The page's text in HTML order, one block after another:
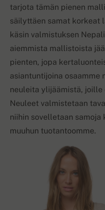
tarjota tämän pienen
säilyttäen samat korkeat
käsin valmistuksen
aiemmista mallistoista
pienten, jopa
asiantuntijoina osaamme
neuleita ylijäämistä,
Neuleet valmistetaan
niihin sovelletaan
muuhun tuotantoomme.